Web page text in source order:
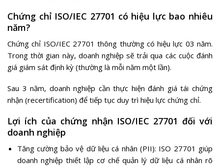
Chứng chỉ ISO/IEC 27701 có hiệu lực bao nhiêu
năm?
Chứng chỉ ISO/IEC 27701 thông thường có hiệu lực 03 năm.
Trong thời gian này, doanh nghiệp sẽ trải qua các cuộc đánh
giá giám sát định kỳ (thường là mỗi năm một lần).
Sau 3 năm, doanh nghiệp cần thực hiện đánh giá tái chứng
nhận (recertification) để tiếp tục duy trì hiệu lực chứng chỉ.
Lợi ích của chứng nhận ISO/IEC 27701 đối với
doanh nghiệp
Tăng cường bảo vệ dữ liệu cá nhân (PII): ISO 27701 giúp
doanh nghiệp thiết lập cơ chế quản lý dữ liệu cá nhân rõ